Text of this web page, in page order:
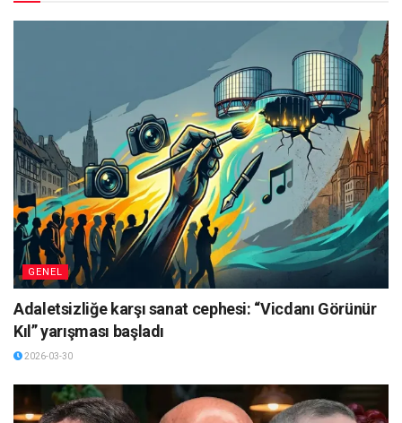
GENEL
Adaletsizliğe karşı sanat cephesi: “Vicdanı Görünür
Kıl” yarışması başladı
2026-03-30